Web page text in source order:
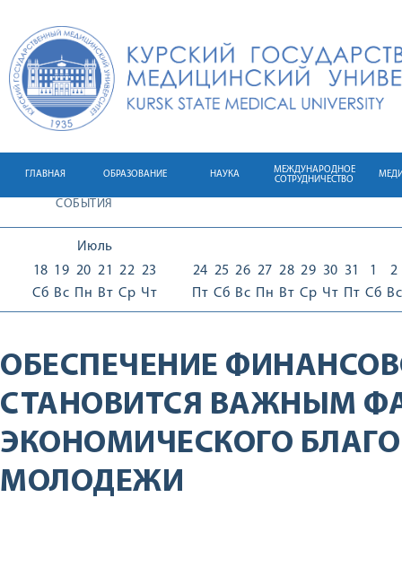
ГЛАВНАЯ ОБРАЗОВАНИЕ НАУКА
МЕЖДУНАРОДНОЕ
СОТРУДНИЧЕСТВО
СОБЫТИЯ
Июль
18
Сб
19
Вс
20
Пн
21
Вт
22
Ср
23
Чт
24
Пт
25
Сб
26
Вс
27
Пн
28
Вт
29
Ср
30
Чт
31
Пт
1
Сб
2
Вс
ОБЕСПЕЧЕНИЕ
СТАНОВИТСЯ ВАЖНЫМ
ЭКОНОМИЧЕСКОГО
МОЛОДЕЖИ